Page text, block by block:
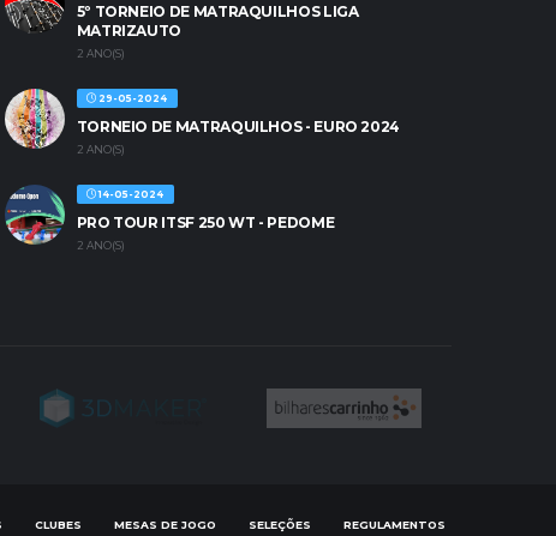
5º TORNEIO DE MATRAQUILHOS LIGA
MATRIZAUTO
2 ANO(S)
29-05-2024
TORNEIO DE MATRAQUILHOS - EURO 2024
2 ANO(S)
14-05-2024
PRO TOUR ITSF 250 WT - PEDOME
2 ANO(S)
CLUBES MESAS DE JOGO SELEÇÕES REGULAMENTOS